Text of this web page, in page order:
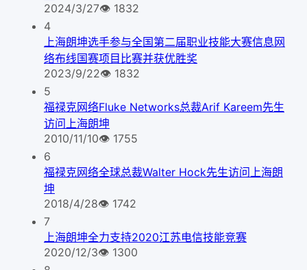
2024/3/27👁 1832
4
上海朗坤选手参与全国第二届职业技能大赛信息网
络布线国赛项目比赛并获优胜奖
2023/9/22👁 1832
5
福禄克网络Fluke Networks总裁Arif Kareem先生
访问上海朗坤
2010/11/10👁 1755
6
福禄克网络全球总裁Walter Hock先生访问上海朗
坤
2018/4/28👁 1742
7
上海朗坤全力支持2020江苏电信技能竞赛
2020/12/3👁 1300